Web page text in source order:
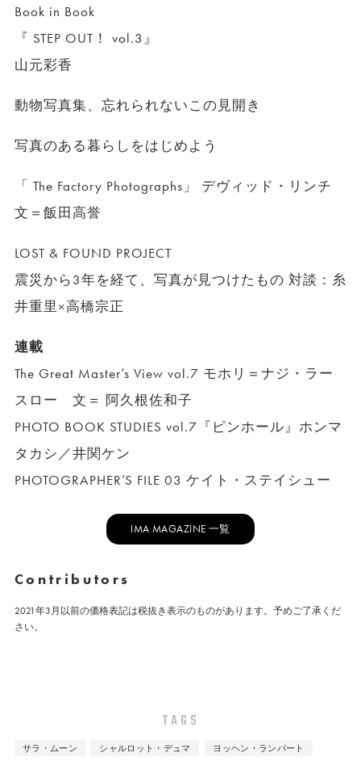
Book in Book
『 STEP OUT！ vol.3』
山元彩香
動物写真集、忘れられないこの見開き
写真のある暮らしをはじめよう
「 The Factory Photographs」 デヴィッド・リンチ
文＝飯田高誉
LOST & FOUND PROJECT
震災から3年を経て、写真が見つけたもの 対談：糸
井重里×高橋宗正
連載
The Great Master’s View vol.7 モホリ＝ナジ・ラー
スロー 文＝ 阿久根佐和子
PHOTO BOOK STUDIES vol.7『ピンホール』ホンマ
タカシ／井関ケン
PHOTOGRAPHER’S FILE 03 ケイト・ステイシュー
IMA MAGAZINE 一覧
Contributors
2021年3月以前の価格表記は税抜き表示のものがあります。予めご了承くだ
さい。
TAGS
サラ・ムーン シャルロット・デュマ
ヨッヘン・ランパート